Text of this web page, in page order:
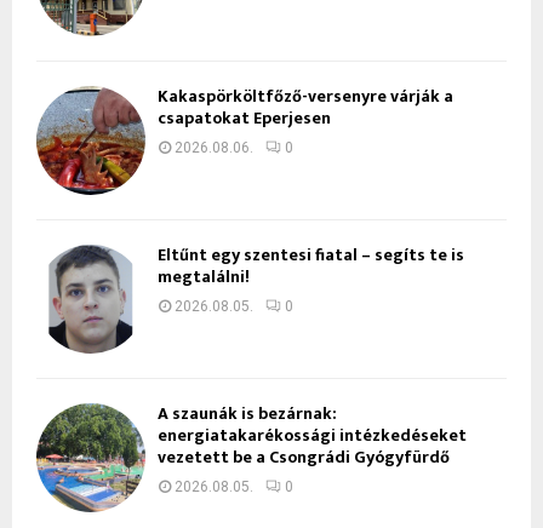
Kakaspörköltfőző-versenyre várják a
csapatokat Eperjesen
2026.08.06. 0
Eltűnt egy szentesi fiatal – segíts te is
megtalálni!
2026.08.05. 0
A szaunák is bezárnak:
energiatakarékossági intézkedéseket
vezetett be a Csongrádi Gyógyfürdő
2026.08.05. 0